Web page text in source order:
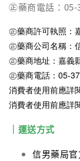
㊣藥商電話：05-
㊣藥商許可執照：
㊣藥商公司名稱：
㊣藥商地址：嘉義
㊣藥商電話：05-
消費者使用前應詳
消費者使用前應詳
｜運送方式
信男藥局